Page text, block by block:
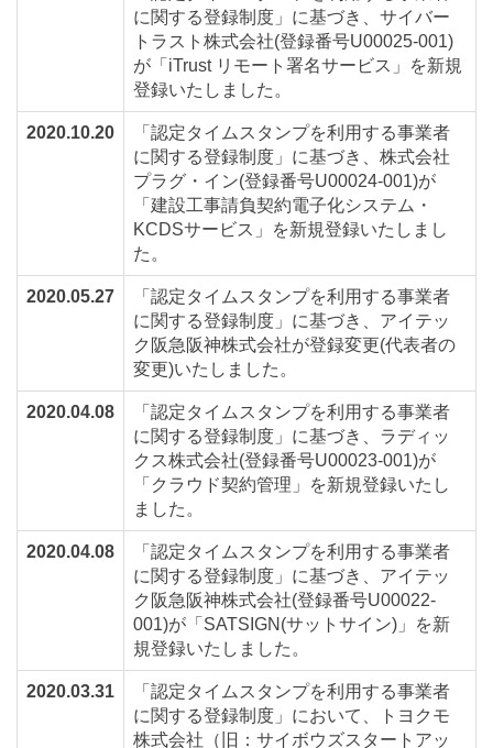
に関する登録制度」に基づき、サイバー
トラスト株式会社(登録番号U00025-001)
が「iTrust リモート署名サービス」を新規
登録いたしました。
2020.10.20
「認定タイムスタンプを利用する事業者
に関する登録制度」に基づき、株式会社
プラグ・イン(登録番号U00024-001)が
「建設工事請負契約電子化システム・
KCDSサービス」を新規登録いたしまし
た。
2020.05.27
「認定タイムスタンプを利用する事業者
に関する登録制度」に基づき、アイテッ
ク阪急阪神株式会社が登録変更(代表者の
変更)いたしました。
2020.04.08
「認定タイムスタンプを利用する事業者
に関する登録制度」に基づき、ラディッ
クス株式会社(登録番号U00023-001)が
「クラウド契約管理」を新規登録いたし
ました。
2020.04.08
「認定タイムスタンプを利用する事業者
に関する登録制度」に基づき、アイテッ
ク阪急阪神株式会社(登録番号U00022-
001)が「SATSIGN(サットサイン)」を新
規登録いたしました。
2020.03.31
「認定タイムスタンプを利用する事業者
に関する登録制度」において、トヨクモ
株式会社（旧：サイボウズスタートアッ